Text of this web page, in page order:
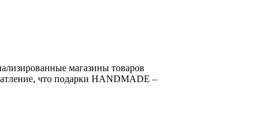
магазины товаров
что подарки HANDMADE –